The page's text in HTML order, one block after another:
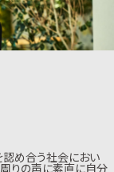
認め合う社会におい
周りの声に素直に自分